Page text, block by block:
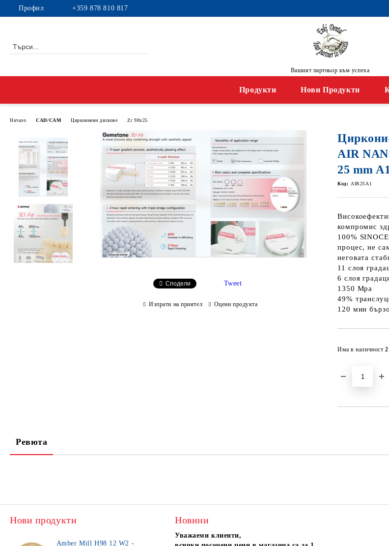
Профил +359 878 810 817
Вашият партньор към успеха
Продукти Нови Продукти
Начало CAD/CAM Циркониеви дискове Zr 98x25
AIR
25 mm A1
Код: AIR25A1
компромис
100%
процес, не
неговата
11 слоя
6 слоя
1350 Mpa
49%
120 мин
Има в наличност 2
Сподели Tweet
Изпрати на приятел Оцени продукта
Ревюта
Нови продукти
Amber Mill H98 12 W2 -
Новини
Уважаеми клиенти,